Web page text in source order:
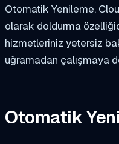
Otomatik Yenileme,
olarak doldurma
hizmetleriniz yetersiz
uğramadan çalışmaya
Otomatik